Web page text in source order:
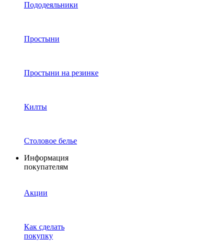
Пододеяльники
Простыни
Простыни на резинке
Килты
Столовое белье
Информация
покупателям
Акции
Как сделать
покупку